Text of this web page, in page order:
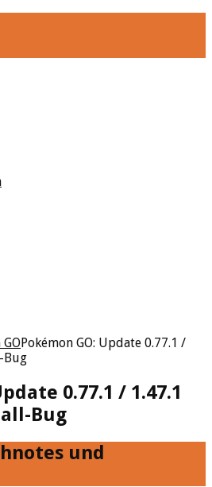
Pokémon GO: Update 0.77.1 /
Bug
0.77.1 / 1.47.1
Bug
und